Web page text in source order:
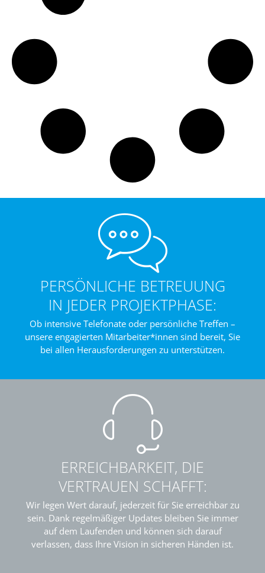
PERSÖNLICHE BETREUUNG
IN JEDER PROJEKTPHASE:
Ob intensive Telefonate oder persönliche Treffen –
unsere engagierten Mitarbeiter*innen sind bereit, Sie
bei allen Herausforderungen zu unterstützen.
ERREICHBARKEIT, DIE
VERTRAUEN SCHAFFT:
Wir legen Wert darauf, jederzeit für Sie erreichbar zu
sein. Dank regelmäßiger Updates bleiben Sie immer
auf dem Laufenden und können sich darauf
verlassen, dass Ihre Vision in sicheren Händen ist.